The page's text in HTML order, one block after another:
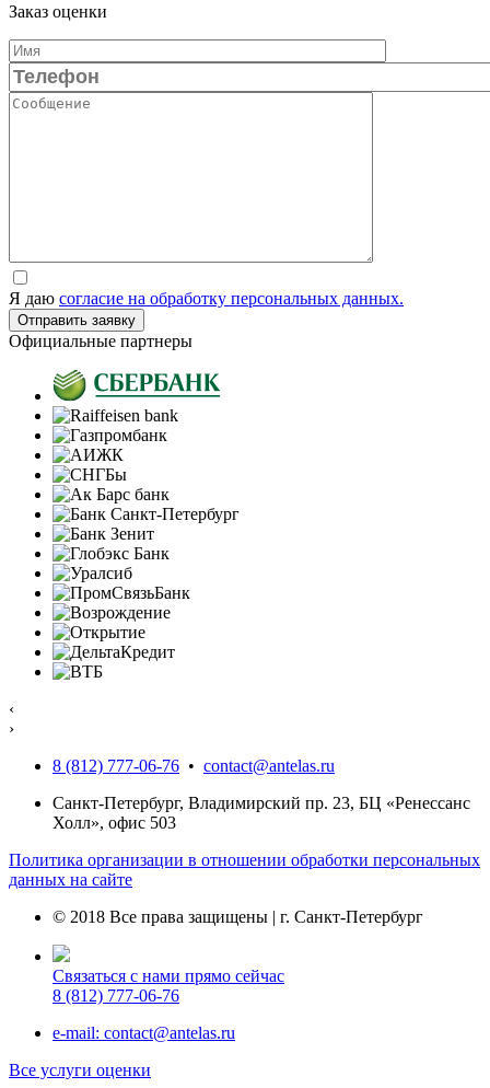
Заказ оценки
Я даю согласие на обработку персональных данных.
Официальные партнеры
‹
›
8 (812) 777-06-76 • contact@antelas.ru
Санкт-Петербург, Владимирский пр. 23, БЦ «Ренессанс
Холл», офис 503
Политика организации в отношении обработки персональных
данных на сайте
© 2018 Все права защищены | г. Санкт-Петербург
Связаться с нами прямо сейчас
8 (812) 777-06-76
e-mail: contact@antelas.ru
Все услуги оценки